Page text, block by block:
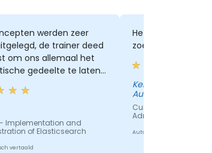
werden zeer
de trainer deed
om ons allemaal het
gedeelte te laten
Het was fijn dat we
begin van elke dag een
hadden van alles wat
voorgaande
hadden
zodat onze herinnering
Implementation and
of Elasticsearch
vertaald
Het demonstratie
zoekgegevens
Kenneth Wong -
Authority
Cursus -
Administration of
Automatisch vertaald